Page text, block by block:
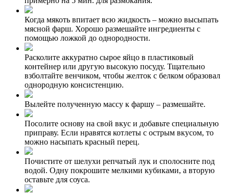
Когда мякоть впитает всю жидкость – можно высыпать
мясной фарш. Хорошо размешайте ингредиенты с
помощью ложкой до однородности.
Расколите аккуратно сырое яйцо в пластиковый
контейнер или другую высокую посуду. Тщательно
взболтайте венчиком, чтобы желток с белком образовал
однородную консистенцию.
Вылейте полученную массу к фаршу – размешайте.
Посолите основу на свой вкус и добавьте специальную
приправу. Если нравятся котлеты с острым вкусом, то
можно насыпать красный перец.
Почистите от шелухи репчатый лук и сполосните под
водой. Одну покрошите мелкими кубиками, а вторую
оставьте для соуса.